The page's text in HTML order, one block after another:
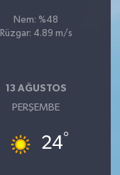
Nem: %48
Rüzgar: 4.89 m/s
13 AĞUSTOS
PERŞEMBE
24°